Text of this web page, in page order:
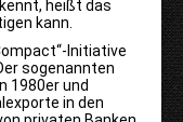
heißt das
kann.
Initiative
sogenannten
1980er und
in den